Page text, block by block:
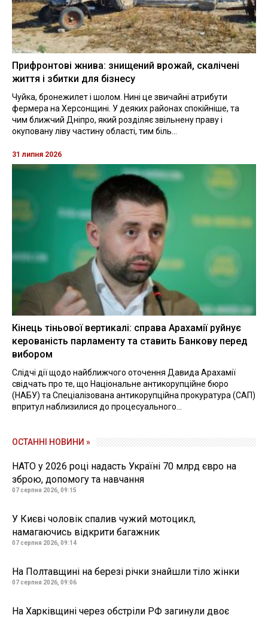
Прифронтові жнива: знищений врожай, скалічені
життя і збитки для бізнесу
Чуйка, бронежилет і шолом. Нині це звичайні атрибути
фермера на Херсонщині. У деяких районах спокійніше, та
чим ближчий Дніпро, який розділяє звільнену праву і
окуповану ліву частину області, тим біль...
31 липня 2026
Кінець тіньової вертикалі: справа Арахамії руйнує
керованість парламенту та ставить Банкову перед
вибором
Слідчі дії щодо найближчого оточення Давида Арахамії
свідчать про те, що Національне антикорупційне бюро
(НАБУ) та Спеціалізована антикорупційна прокуратура (САП)
впритул наблизилися до процесуального...
ОСТАННІ НОВИНИ »
НАТО у 2026 році надасть Україні 70 млрд євро на
зброю, допомогу та навчання
07 серпня 2026, 09:15
У Києві чоловік спалив чужий мотоцикл,
намагаючись відкрити багажник
07 серпня 2026, 09:14
На Полтавщині на березі річки знайшли тіло жінки
07 серпня 2026, 09:06
На Харківщині через обстріли РФ загинули двоє